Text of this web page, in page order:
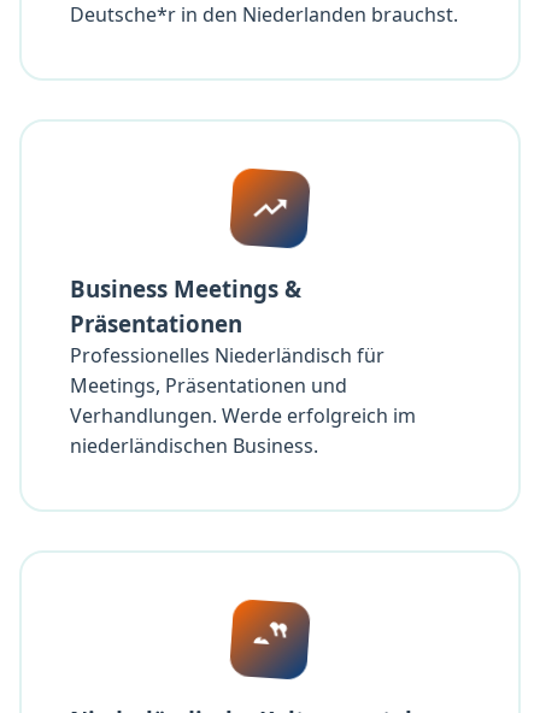
Deutsche*r in den Niederlanden brauchst.
Business Meetings &
Präsentationen
Professionelles Niederländisch für
Meetings, Präsentationen und
Verhandlungen. Werde erfolgreich im
niederländischen Business.